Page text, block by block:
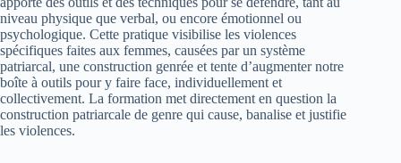
niveau physique que verbal, ou encore émotionnel ou
psychologique. Cette pratique visibilise les violences
spécifiques faites aux femmes, causées par un système
patriarcal, une construction genrée et tente d’augmenter notre
boîte à outils pour y faire face, individuellement et
collectivement. La formation met directement en question la
construction patriarcale de genre qui cause, banalise et justifie
les violences.